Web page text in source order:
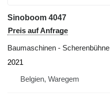
Sinoboom 4047
Preis auf Anfrage
Baumaschinen - Scherenbühne
2021
Belgien, Waregem